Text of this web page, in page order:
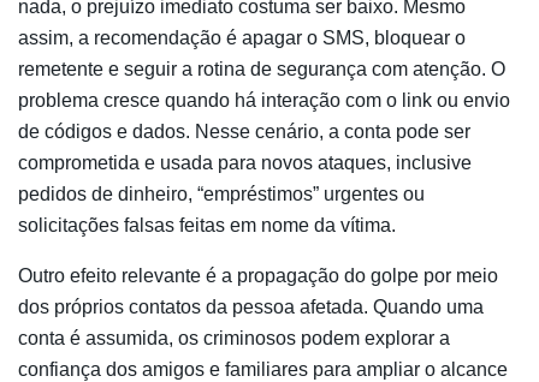
nada, o prejuízo imediato costuma ser baixo. Mesmo
assim, a recomendação é apagar o SMS, bloquear o
remetente e seguir a rotina de segurança com atenção. O
problema cresce quando há interação com o link ou envio
de códigos e dados. Nesse cenário, a conta pode ser
comprometida e usada para novos ataques, inclusive
pedidos de dinheiro, “empréstimos” urgentes ou
solicitações falsas feitas em nome da vítima.
Outro efeito relevante é a propagação do golpe por meio
dos próprios contatos da pessoa afetada. Quando uma
conta é assumida, os criminosos podem explorar a
confiança dos amigos e familiares para ampliar o alcance